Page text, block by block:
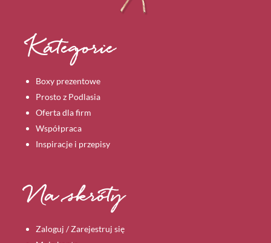
Kategorie
Boxy prezentowe
Prosto z Podlasia
Oferta dla firm
Współpraca
Inspiracje i przepisy
Na skróty
Zaloguj / Zarejestruj się